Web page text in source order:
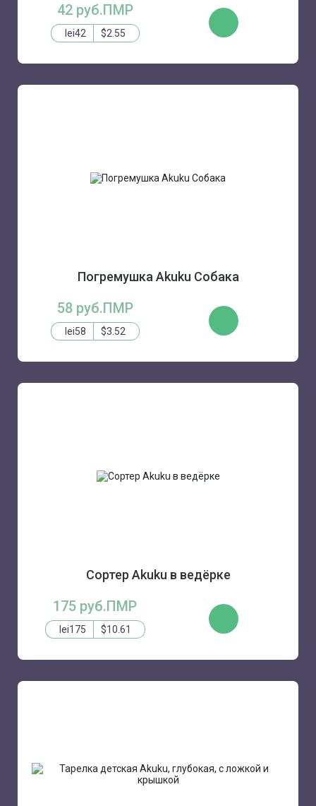
42 руб.ПМР
lei42 $2.55
КУПИТЬ
Погремушка Akuku Собака
58 руб.ПМР
lei58 $3.52
КУПИТЬ
Сортер Akuku в ведёрке
175 руб.ПМР
lei175 $10.61
КУПИТЬ